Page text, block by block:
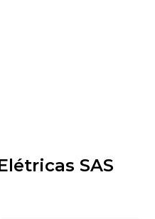
SAS